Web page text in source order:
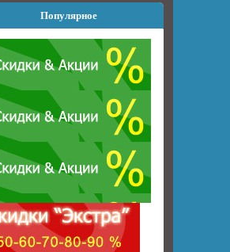
Популярное